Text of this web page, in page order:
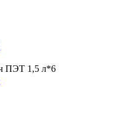
ПЭТ 1,5 л*6